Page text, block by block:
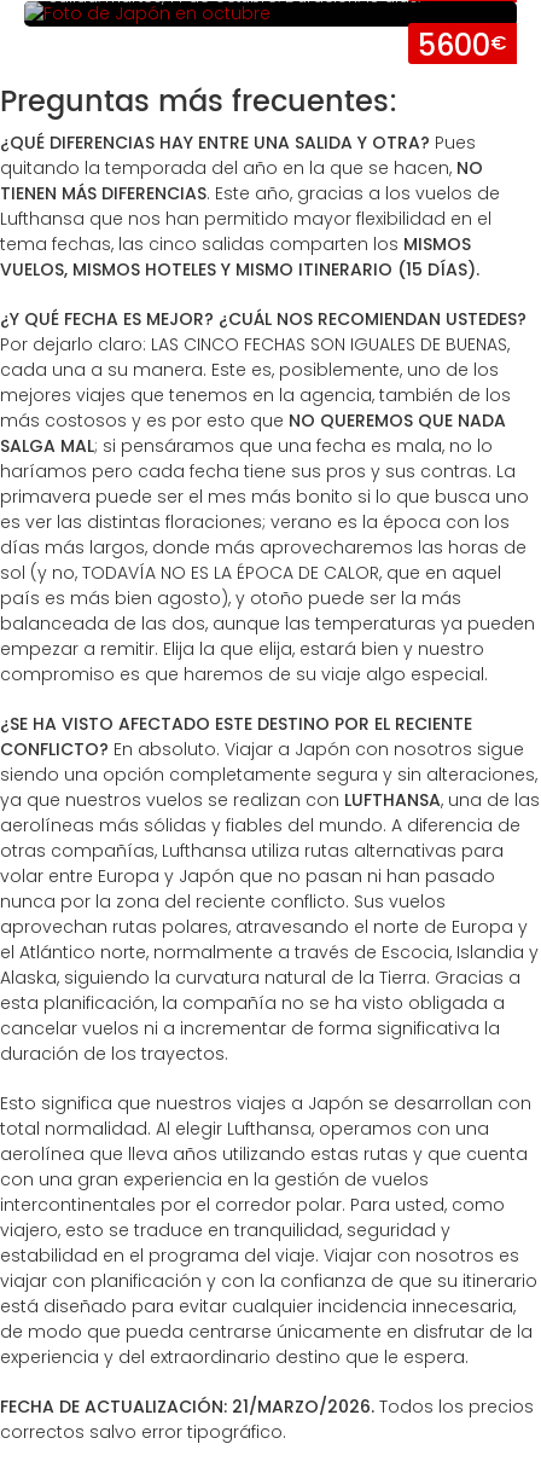
5600€
Preguntas más frecuentes:
¿QUÉ DIFERENCIAS HAY ENTRE UNA SALIDA Y OTRA? Pues
quitando la temporada del año en la que se hacen, NO
TIENEN MÁS DIFERENCIAS. Este año, gracias a los vuelos de
Lufthansa que nos han permitido mayor flexibilidad en el
tema fechas, las cinco salidas comparten los MISMOS
VUELOS, MISMOS HOTELES Y MISMO ITINERARIO (15 DÍAS).
¿Y QUÉ FECHA ES MEJOR? ¿CUÁL NOS RECOMIENDAN USTEDES?
Por dejarlo claro: LAS CINCO FECHAS SON IGUALES DE BUENAS,
cada una a su manera. Este es, posiblemente, uno de los
mejores viajes que tenemos en la agencia, también de los
más costosos y es por esto que NO QUEREMOS QUE NADA
SALGA MAL; si pensáramos que una fecha es mala, no lo
haríamos pero cada fecha tiene sus pros y sus contras. La
primavera puede ser el mes más bonito si lo que busca uno
es ver las distintas floraciones; verano es la época con los
días más largos, donde más aprovecharemos las horas de
sol (y no, TODAVÍA NO ES LA ÉPOCA DE CALOR, que en aquel
país es más bien agosto), y otoño puede ser la más
balanceada de las dos, aunque las temperaturas ya pueden
empezar a remitir. Elija la que elija, estará bien y nuestro
compromiso es que haremos de su viaje algo especial.
¿SE HA VISTO AFECTADO ESTE DESTINO POR EL RECIENTE
CONFLICTO? En absoluto. Viajar a Japón con nosotros sigue
siendo una opción completamente segura y sin alteraciones,
ya que nuestros vuelos se realizan con LUFTHANSA, una de las
aerolíneas más sólidas y fiables del mundo. A diferencia de
otras compañías, Lufthansa utiliza rutas alternativas para
volar entre Europa y Japón que no pasan ni han pasado
nunca por la zona del reciente conflicto. Sus vuelos
aprovechan rutas polares, atravesando el norte de Europa y
el Atlántico norte, normalmente a través de Escocia, Islandia y
Alaska, siguiendo la curvatura natural de la Tierra. Gracias a
esta planificación, la compañía no se ha visto obligada a
cancelar vuelos ni a incrementar de forma significativa la
duración de los trayectos.
Esto significa que nuestros viajes a Japón se desarrollan con
total normalidad. Al elegir Lufthansa, operamos con una
aerolínea que lleva años utilizando estas rutas y que cuenta
con una gran experiencia en la gestión de vuelos
intercontinentales por el corredor polar. Para usted, como
viajero, esto se traduce en tranquilidad, seguridad y
estabilidad en el programa del viaje. Viajar con nosotros es
viajar con planificación y con la confianza de que su itinerario
está diseñado para evitar cualquier incidencia innecesaria,
de modo que pueda centrarse únicamente en disfrutar de la
experiencia y del extraordinario destino que le espera.
FECHA DE ACTUALIZACIÓN: 21/MARZO/2026. Todos los precios
correctos salvo error tipográfico.